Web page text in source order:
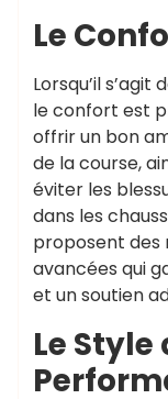
Le
Lorsqu’il
le confort est
offrir un bon
de la course,
éviter les
dans les
proposent des
avancées qui
et un soutien
Le Style